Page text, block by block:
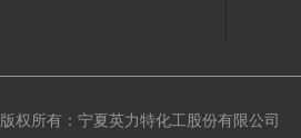
版权所有：宁夏英力特化工股份有限公司